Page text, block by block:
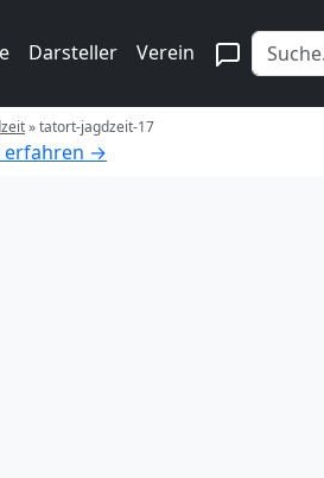
Darsteller Verein
»tatort-jagdzeit-17
erfahren →